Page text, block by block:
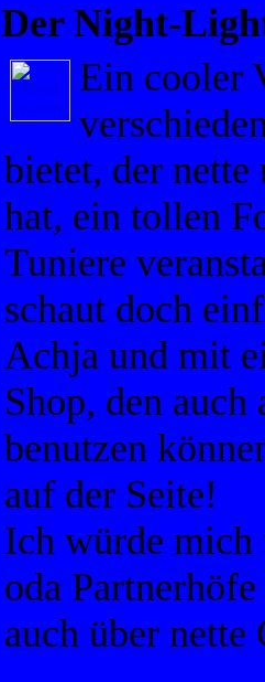
Der Night-
Ein cooler
bietet, der
hat, ein tollen
Tuniere
schaut doch
Achja und mit
Shop, den auch
benutzen
auf der Seite!
Ich würde
oda
auch über